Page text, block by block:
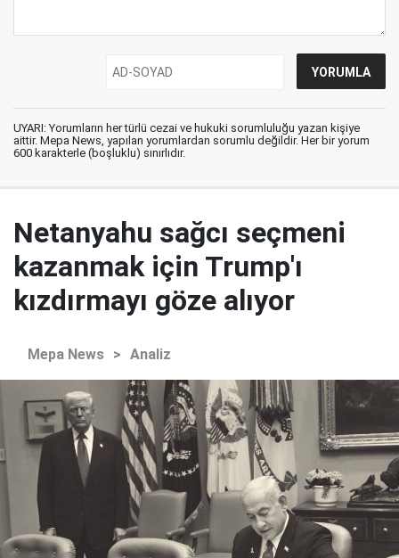
UYARI: Yorumların her türlü cezai ve hukuki sorumluluğu yazan kişiye
aittir. Mepa News, yapılan yorumlardan sorumlu değildir. Her bir yorum
600 karakterle (boşluklu) sınırlıdır.
Netanyahu sağcı seçmeni
kazanmak için Trump'ı
kızdırmayı göze alıyor
Mepa News > Analiz